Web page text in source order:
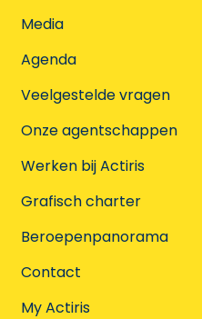
Media
Agenda
Veelgestelde vragen
Onze agentschappen
Werken bij Actiris
Grafisch charter
Beroepenpanorama
Contact
My Actiris